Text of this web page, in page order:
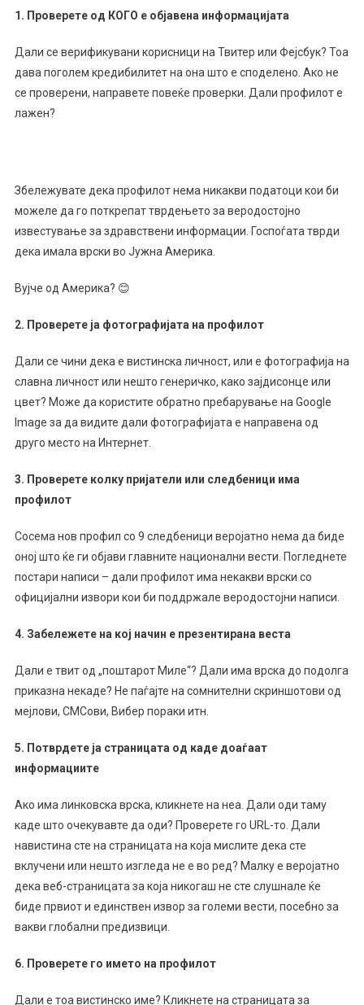
1. Проверете од КОГО е објавена информацијата
Дали се верификувани корисници на Твитер или Фејсбук? Тоа
дава поголем кредибилитет на она што e споделено. Ако не
се проверени, направете повеќе проверки. Дали профилот е
лажен?
Збележувате дека профилот нема никакви податоци кои би
можеле да го поткрепат тврдењето за веродостојно
известување за здравствени информации. Госпоѓата тврди
дека имала врски во Јужна Америка.
Вујче од Америка? 😊
2. Проверете ја фотографијата на профилот
Дали се чини дека е вистинска личност, или е фотографија на
славна личност или нешто генеричко, како зајдисонце или
цвет? Може да користите обратно пребарување на Google
Image за да видите дали фотографијата е направена од
друго место на Интернет.
3. Проверете колку пријатели или следбеници има
профилот
Сосема нов профил со 9 следбеници веројатно нема да биде
оној што ќе ги објави главните национални вести. Погледнете
постари написи – дали профилот има некакви врски со
официјални извори кои би поддржале веродостојни написи.
4. Забележете на кој начин е презентирана веста
Дали е твит од „поштарот Миле“? Дали има врска до подолга
приказна некаде? Не паѓајте на сомнителни скриншотови од
мејлови, СМСови, Вибер пораки итн.
5. Потврдете ја страницата од каде доаѓаат
информациите
Ако има линковска врска, кликнете на неа. Дали оди таму
каде што очекувавте да оди? Проверете го URL-то. Дали
навистина сте на страницата на која мислите дека сте
вклучени или нешто изгледа не е во ред? Малку е веројатно
дека веб-страницата за која никогаш не сте слушнале ќе
биде првиот и единствен извор за големи вести, посебно за
вакви глобални предизвици.
6. Проверете го името на профилот
Дали е тоа вистинско име? Кликнете на страницата за